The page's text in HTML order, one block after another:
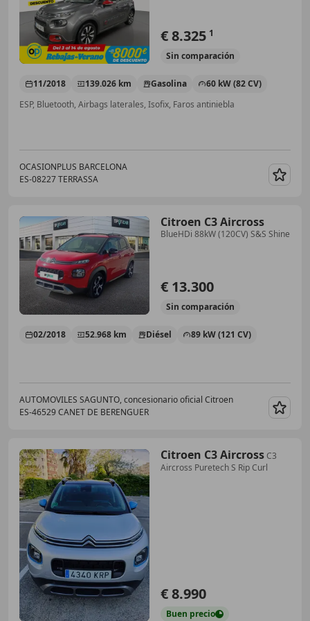
€ 8.325 1
Sin comparación
11/2018 139.026 km Gasolina
60 kW (82 CV)
ESP, Bluetooth, Airbags laterales, Isofix, Faros antiniebla
OCASIONPLUS BARCELONA
ES-08227 TERRASSA
Citroen C3 Aircross
BlueHDi 88kW (120CV) S&S Shine
€ 13.300
Sin comparación
02/2018 52.968 km Diésel 89 kW (121 CV)
AUTOMOVILES SAGUNTO, concesionario oficial Citroen
ES-46529 CANET DE BERENGUER
Citroen C3 AircrossC3
Aircross Puretech S Rip Curl
€ 8.990
Buen precio